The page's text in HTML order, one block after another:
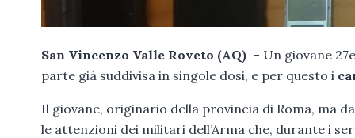
San Vincenzo Valle Roveto (AQ) – Un giovane
parte già suddivisa in singole dosi, e per questo i
Il giovane, originario della provincia di Roma, ma
le attenzioni dei militari dell’Arma che, durante i